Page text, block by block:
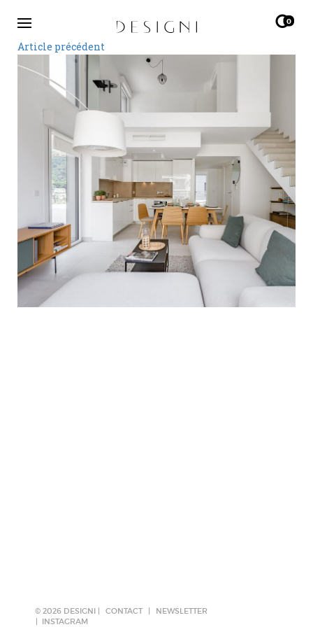
0
Article précédent
© 2026 DESIGNI | CONTACT
NEWSLETTER
INSTAGRAM